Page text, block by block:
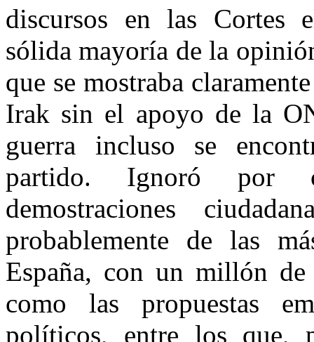
discursos en las Cortes
sólida mayoría de la
que se mostraba
Irak sin el apoyo de la
guerra incluso se
partido. Ignoró por
demostraciones
probablemente de las
España, con un millón de
como las propuestas
políticos, entre los que,